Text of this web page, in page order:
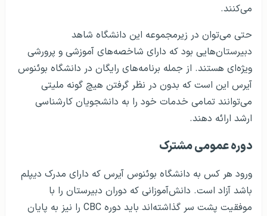
می‌کنند.
حتی می‌توان در زیرمجموعه این دانشگاه شاهد
دبیرستان‌هایی بود که دارای شاخصه‌های آموزشی و پرورشی
ویژه‌ای هستند. از جمله برنامه‌های رایگان در دانشگاه بوئنوس
آیرس این است که بدون در نظر گرفتن هیچ گونه ملیتی
می‌توانند تمامی خدمات خود را به دانشجویان کارشناسی
ارشد ارائه دهند.
دوره عمومی مشترک
ورود هر کس به دانشگاه بوئنوس آیرس که دارای مدرک دیپلم
باشد آزاد است. دانش‌آموزانی که دوران دبیرستان را با
موفقیت پشت سر گذاشته‌اند باید دوره CBC را نیز به پایان